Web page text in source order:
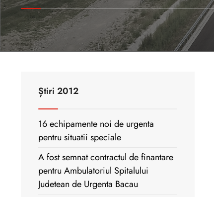
Știri 2012
16 echipamente noi de urgenta
pentru situatii speciale
A fost semnat contractul de finantare
pentru Ambulatoriul Spitalului
Judetean de Urgenta Bacau